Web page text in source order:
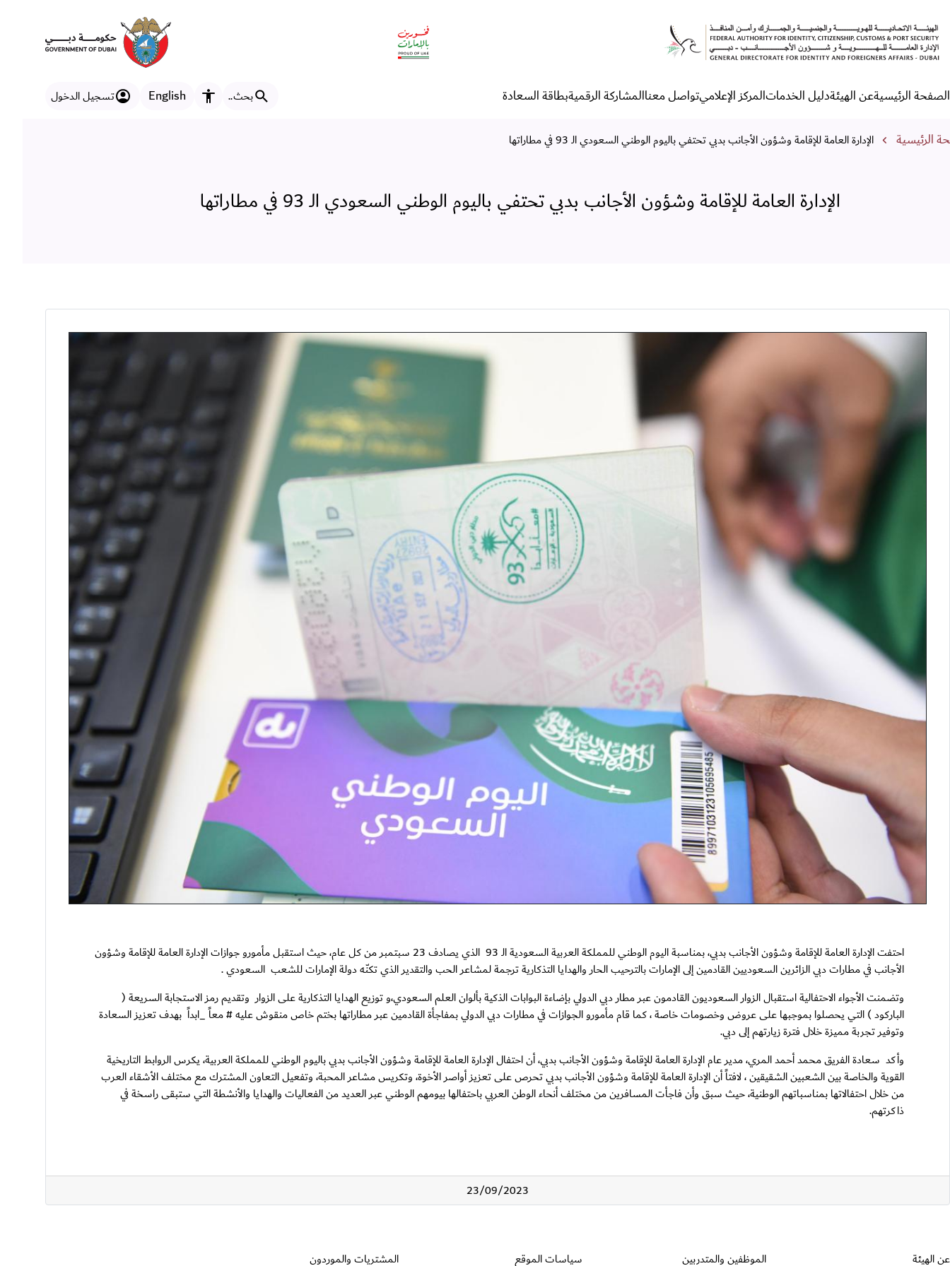
الإدارة العامة للإقامة وشؤون الأجانب بدبي تحتفي باليوم الوطني السعودي الـ 93 في مطاراتها
القائمة الرئيسية
الصفحة الرئيسيةعن الهيئةدليل الخدماتالمركز الإعلاميتواصل معناالمشاركة الرقميةبطاقة السعادة بحث.. مزايا إمكانية الوصول
English تسجيل الدخول
مسار التنقل
الرئيسية الإدارة العامة للإقامة وشؤون الأجانب بدبي تحتفي باليوم الوطني السعودي الـ 93 في مطاراتها
الإدارة العامة للإقامة وشؤون الأجانب بدبي تحتفي باليوم الوطني السعودي الـ 93 في مطاراتها
احتفت الإدارة العامة للإقامة وشؤون الأجانب بدبي، بمناسبة اليوم الوطني للمملكة العربية السعودية الـ 93 الذي يصادف 23 سبتمبر من كل عام، حيث استقبل مأمورو جوازات الإدارة العامة للإقامة وشؤون
الأجانب في مطارات دبي الزائرين السعوديين القادمين إلى الإمارات بالترحيب الحار والهدايا التذكارية ترجمة لمشاعر الحب والتقدير الذي تكنّه دولة الإمارات للشعب السعودي .
وتضمنت الأجواء الاحتفالية استقبال الزوار السعوديون القادمون عبر مطار دبي الدولي بإضاءة البوابات الذكية بألوان العلم السعودي،و توزيع الهدايا التذكارية على الزوار وتقديم رمز الاستجابة السريعة (
الباركود ) التي يحصلوا بموجبها على عروض وخصومات خاصة ، كما قام مأمورو الجوازات في مطارات دبي الدولي بمفاجأة القادمين عبر مطاراتها بختم خاص منقوش عليه # معاً _ابداً بهدف تعزيز السعادة
وتوفير تجربة مميزة خلال فترة زيارتهم إلى دبي.
وأكد سعادة الفريق محمد أحمد المري، مدير عام الإدارة العامة للإقامة وشؤون الأجانب بدبي، أن احتفال الإدارة العامة للإقامة وشؤون الأجانب بدبي باليوم الوطني للمملكة العربية، يكرس الروابط التاريخية
القوية والخاصة بين الشعبين الشقيقين ، لافتاً أن الإدارة العامة للإقامة وشؤون الأجانب بدبي تحرص على تعزيز أواصر الأخوة، وتكريس مشاعر المحبة، وتفعيل التعاون المشترك مع مختلف الأشقاء العرب
من خلال احتفالاتها بمناسباتهم الوطنية، حيث سبق وأن فاجأت المسافرين من مختلف أنحاء الوطن العربي باحتفالها بيومهم الوطني عبر العديد من الفعاليات والهدايا والأنشطة التي ستبقى راسخة في
ذاكرتهم.
23/09/2023
عن الهيئة الموظفين والمتدربين سياسات الموقع المشتريات والموردون